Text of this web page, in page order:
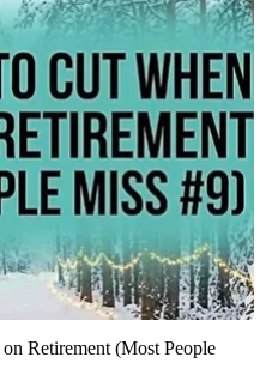
Retirement (Most People